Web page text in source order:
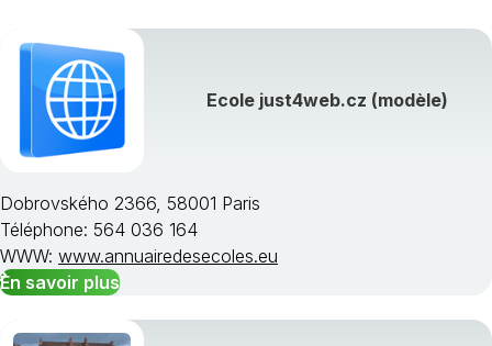
Afficher toutes les spécialités de formation »
Choisissez une région
Ecole just4web.cz (modèle)
Dobrovského 2366, 58001 Paris
Téléphone: 564 036 164
WWW: www.annuairedesecoles.eu
En savoir plus